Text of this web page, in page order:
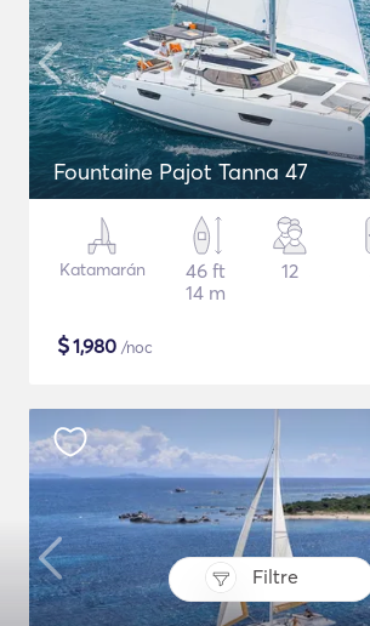
Filtre
Fountaine Pajot Tanna 47
Katamarán
46 ft
14 m
12
$1,980 /noc